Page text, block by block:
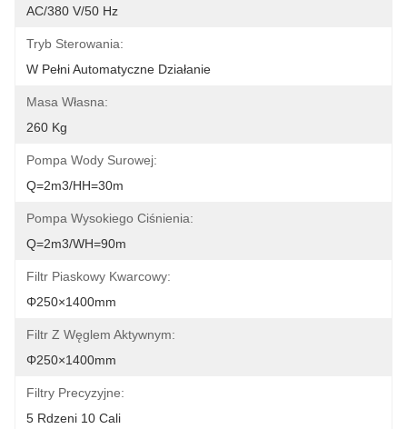
AC/380 V/50 Hz
Tryb Sterowania:
W Pełni Automatyczne Działanie
Masa Własna:
260 Kg
Pompa Wody Surowej:
Q=2m3/HH=30m
Pompa Wysokiego Ciśnienia:
Q=2m3/WH=90m
Filtr Piaskowy Kwarcowy:
Φ250×1400mm
Filtr Z Węglem Aktywnym:
Φ250×1400mm
Filtry Precyzyjne:
5 Rdzeni 10 Cali